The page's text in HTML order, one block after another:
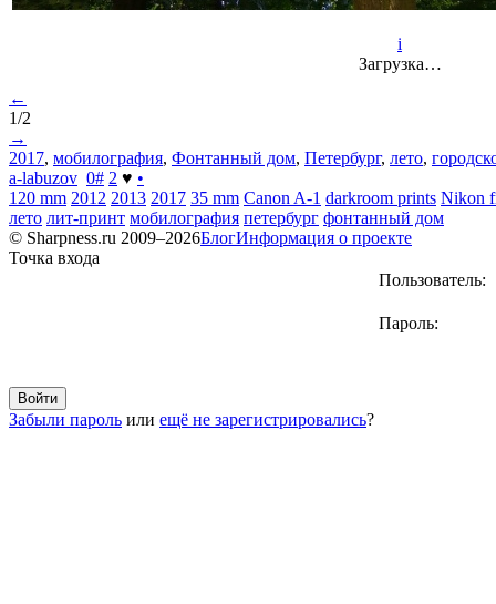
i
Загрузка…
←
1/2
→
2017, мобилография, Фонтанный дом, Петербург, лето,
a-labuzov 0# 2 ♥ •
120 mm 2012 2013 2017 35 mm Canon A-1 darkroom prints Nikon
лето лит-принт мобилография петербург фонтанный дом
© Sharpness.ru 2009–2026БлогИнформация о проекте
Точка входа
Пользователь:
Пароль:
Забыли пароль или ещё не зарегистрировались?